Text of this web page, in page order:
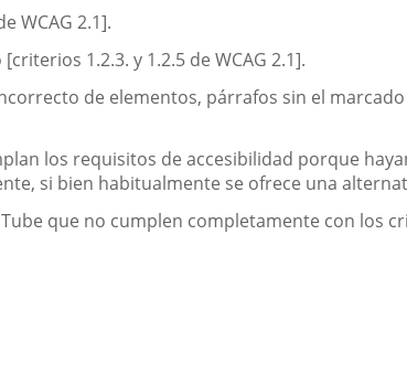
WCAG 2.1].
1.2.3. y 1.2.5 de WCAG 2.1].
de elementos, párrafos sin el
los requisitos de accesibilidad porque
si bien habitualmente se ofrece una
que no cumplen completamente con los